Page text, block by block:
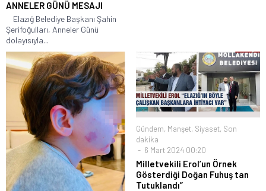
ANNELER GÜNÜ MESAJI
Elazığ Belediye Başkanı Şahin
Şerifoğulları, Anneler Günü
dolayısıyla...
Gündem, Manşet, Siyaset, Son
dakika
6 Mart 2024 00:20
Milletvekili Erol’un Örnek
Gösterdiği Doğan Fuhuş tan
Tutuklandı”